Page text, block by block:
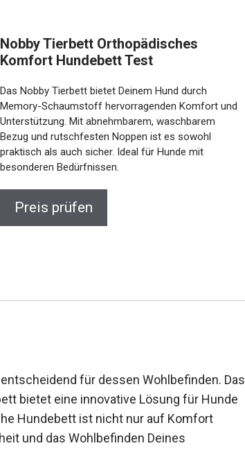
Nobby Tierbett Orthopädisches
Komfort Hundebett Test
Das Nobby Tierbett bietet Deinem Hund durch
Memory-Schaumstoff hervorragenden Komfort und
Unterstützung. Mit abnehmbarem, waschbarem
Bezug und rutschfesten Noppen ist es sowohl
praktisch als auch sicher. Ideal für Hunde mit
besonderen Bedürfnissen.
Preis prüfen
für dessen Wohlbefinden. Das
bietet eine innovative Lösung für Hunde
Hundebett ist nicht nur auf Komfort
und das Wohlbefinden Deines